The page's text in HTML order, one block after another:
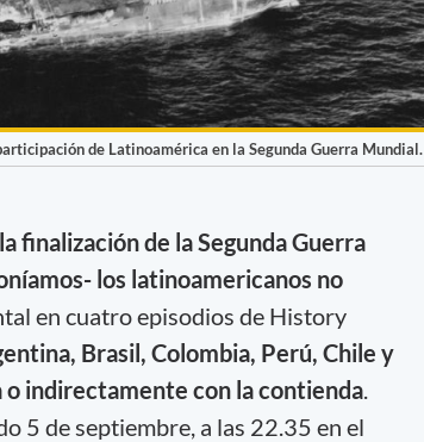
de Latinoamérica en la Segunda Guerra Mundial.
finalización de la Segunda Guerra
los latinoamericanos no
en cuatro episodios de History
Brasil, Colombia, Perú, Chile y
indirectamente con la contienda.
5 de septiembre, a las 22.35 en el